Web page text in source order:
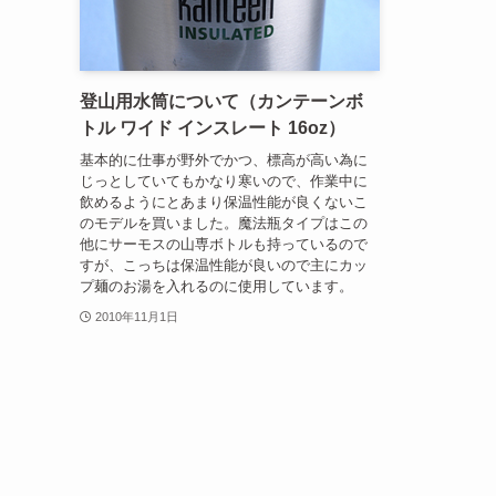
登山用水筒について（カンテーンボ
トル ワイド インスレート 16oz）
基本的に仕事が野外でかつ、標高が高い為に
じっとしていてもかなり寒いので、作業中に
飲めるようにとあまり保温性能が良くないこ
のモデルを買いました。魔法瓶タイプはこの
他にサーモスの山専ボトルも持っているので
すが、こっちは保温性能が良いので主にカッ
プ麺のお湯を入れるのに使用しています。
2010年11月1日